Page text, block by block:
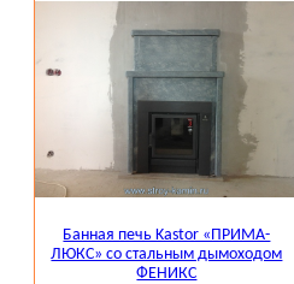
Банная печь Kastor «ПРИМА-
ЛЮКС» со стальным дымоходом
ФЕНИКС